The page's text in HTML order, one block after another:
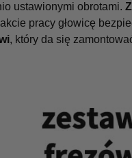
ustawionymi obrotami.
pracy głowicę
, który da się